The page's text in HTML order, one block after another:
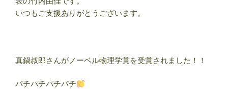
いつもご支援ありがとうございます。
真鍋叔郎さんがノーベル物理学賞を受賞されました！！
パチパチパチパチ